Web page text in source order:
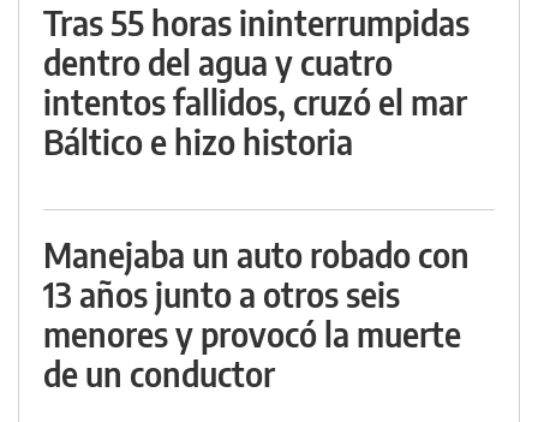
Tras 55 horas ininterrumpidas
dentro del agua y cuatro
intentos fallidos, cruzó el mar
Báltico e hizo historia
Manejaba un auto robado con
13 años junto a otros seis
menores y provocó la muerte
de un conductor